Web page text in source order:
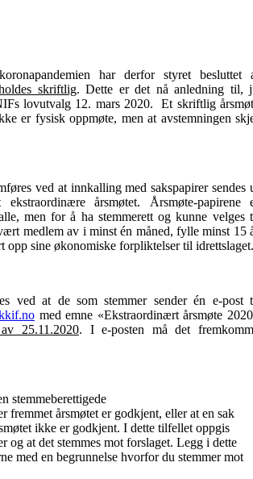
har derfor styret besluttet
skriftlig. Dette er det nå anledning til,
lovutvalg 12. mars 2020. Et skriftlig
er fysisk oppmøte, men at avstemningen
ved at innkalling med sakspapirer sendes
årsmøtet. Årsmøte-papirene
men for å ha stemmerett og kunne velges
medlem av i minst én måned, fylle minst 15
opp sine økonomiske forpliktelser til
ved at de som stemmer sender én e-post
med emne «Ekstraordinært årsmøte
25.11.2020. I e-posten må det
stemmeberettigede
fremmet årsmøtet er godkjent, eller at en sak
ikke er godkjent. I dette tilfellet oppgis
og at det stemmes mot forslaget. Legg i dette
med en begrunnelse hvorfor du stemmer mot